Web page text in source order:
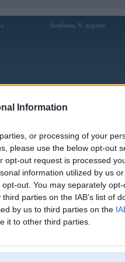
Information
or processing of your
please use the below opt-out
opt-out request is processed
information utilized by us
out. You may separately
parties on the IAB’s list of
by us to third parties on the
it to other third parties.
Sestdiena, 8. augusts
Lietotāji
profils
nnhacaiuytinus
Top 10 Nha Cai Uy Tin Nhat Viet Nam
Nam 2025: 78WIN, 789BET, ONE88,
LUCKY88, FIVE88, DEBET
forumā]